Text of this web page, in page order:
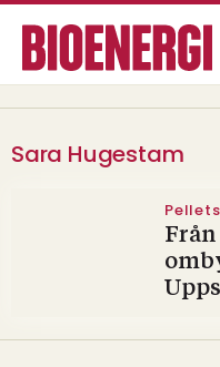
Sara Hugestam
Pellets